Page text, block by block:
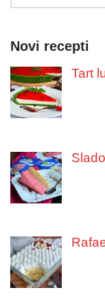
Novi recepti
Tart